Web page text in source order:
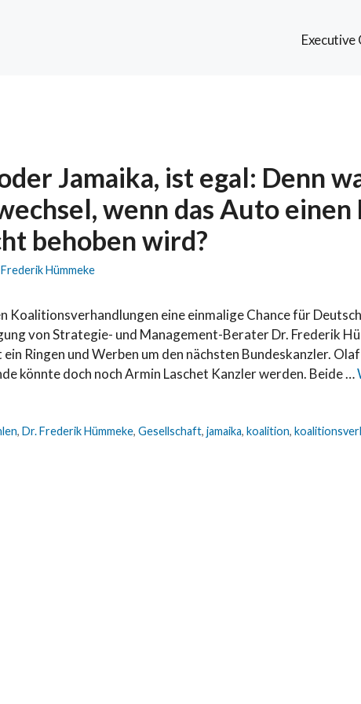
Executive
Jamaika, ist egal: Denn
wenn das Auto
behoben wird?
Hümmeke
Koalitionsverhandlungen eine einmalige Chance für
von Strategie- und Management-Berater Dr. Frederik
Ringen und Werben um den nächsten Bundeskanzler.
könnte doch noch Armin Laschet Kanzler werden. Beide …
,Dr. Frederik Hümmeke,Gesellschaft,jamaika,koalition,